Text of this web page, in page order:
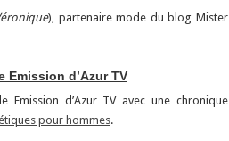
), partenaire mode du blog Mister
Emission d’Azur TV
Emission d’Azur TV avec une chronique
pour hommes.